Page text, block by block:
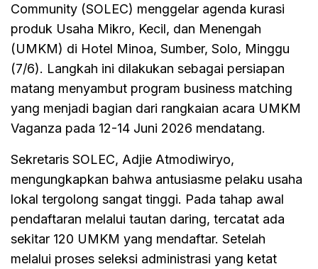
Community (SOLEC) menggelar agenda kurasi
produk Usaha Mikro, Kecil, dan Menengah
(UMKM) di Hotel Minoa, Sumber, Solo, Minggu
(7/6). Langkah ini dilakukan sebagai persiapan
matang menyambut program business matching
yang menjadi bagian dari rangkaian acara UMKM
Vaganza pada 12-14 Juni 2026 mendatang.
Sekretaris SOLEC, Adjie Atmodiwiryo,
mengungkapkan bahwa antusiasme pelaku usaha
lokal tergolong sangat tinggi. Pada tahap awal
pendaftaran melalui tautan daring, tercatat ada
sekitar 120 UMKM yang mendaftar. Setelah
melalui proses seleksi administrasi yang ketat